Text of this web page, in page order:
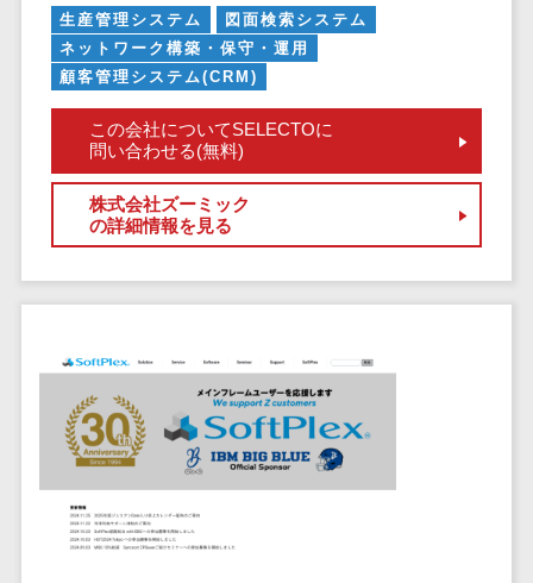
歯科向け電子カルテ>
歯科予約システム>
リハビリ管理システム>
医薬品在庫管理システム>
電子薬歴システム>
不動産管理サービス>
不動産ホームページ制作>
不動産オーナーアプリ>
入居者管理アプリ>
用地管理システム>
ー
クラウド基盤
クローニング
ツール
データセンタ
ー監視自動化
クラウドバッ
IoTプラットフ
ォーム
IT資産管理ツー
ル
SaaS管理ツー
生産管理システム
図面検索システム
ネットワーク構築・保守・運用
顧客管理システム(CRM)
この会社についてSELECTOに
問い合わせる(無料)
株式会社ズーミック
の詳細情報を見る